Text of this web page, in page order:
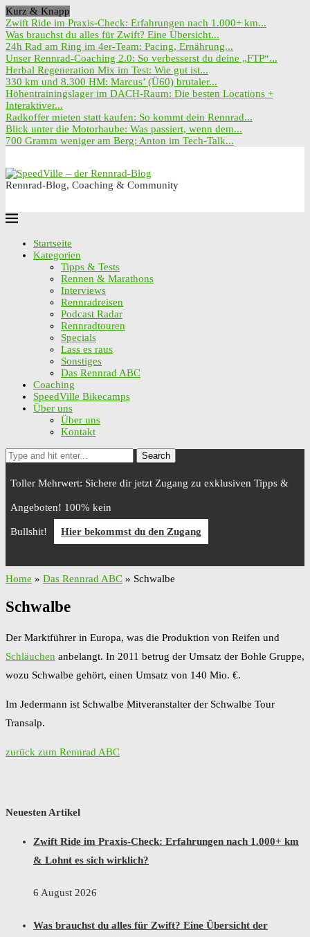
Kurz & Knapp
Zwift Ride im Praxis-Check: Erfahrungen nach 1.000+ km...
Was brauchst du alles für Zwift? Eine Übersicht...
24h Rad am Ring im 4er-Team: Pacing, Ernährung...
Unser Rennrad-Coaching 2.0: So verbesserst du deine „FTP“...
Herbal Regeneration Mix im Test: Wie gut ist...
330 km und 8.300 HM: Marcus’ (Ü60) brutaler...
Höhentrainingslager im DACH-Raum: Die besten Locations +
Interaktiver...
Radkoffer mieten statt kaufen: So kommt dein Rennrad...
Blick unter die Motorhaube: Was passiert, wenn dem...
700 Gramm weniger am Berg: Anton im Tech-Talk...
Rennrad-Blog, Coaching & Community
Startseite
Kategorien
Tipps & Tests
Rennen & Marathons
Interviews
Rennradreisen
Podcast Radar
Rennradtouren
Specials
Lass es raus
Sonstiges
Das Rennrad ABC
Coaching
SpeedVille Bikecamps
Über uns
Über uns
Kontakt
Search
Toller Mehrwert: Sichere dir jetzt Zugang zu exklusiven Tipps &
Angeboten! 100% kein
Bullshit! Hier bekommst du den Zugang
Home » Das Rennrad ABC » Schwalbe
Schwalbe
Der Marktführer in Europa, was die Produktion von Reifen und
Schläuchen anbelangt. In 2011 betrug der Umsatz der Bohle Gruppe,
wozu Schwalbe gehört, einen Umsatz von 140 Mio. €.
Im Jedermann ist Schwalbe Mitveranstalter der Schwalbe Tour
Transalp.
zurück zum Rennrad ABC
Neuesten Artikel
Zwift Ride im Praxis-Check: Erfahrungen nach 1.000+ km
& Lohnt es sich wirklich?
6 August 2026
Was brauchst du alles für Zwift? Eine Übersicht der